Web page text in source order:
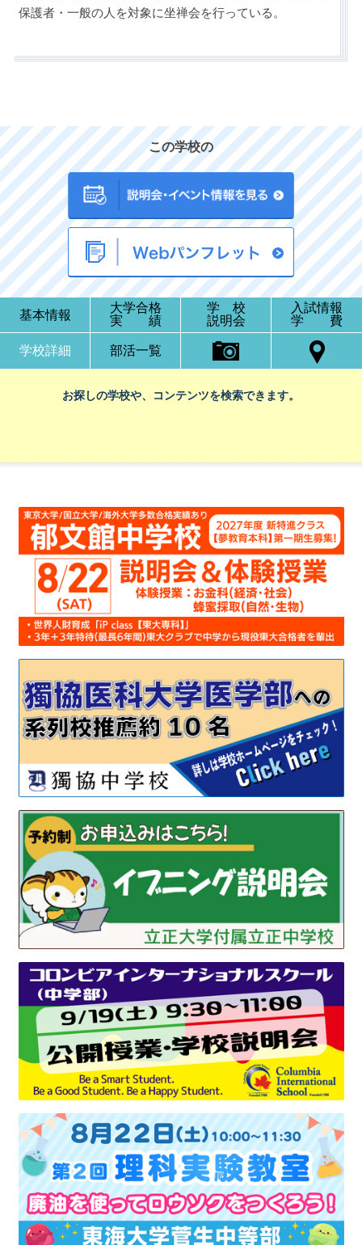
保護者・一般の人を対象に坐禅会を行っている。
この学校の
基本情報
大学合格
実 績
学 校
説明会
入試情報
学 費
学校詳細 部活一覧
お探しの学校や、コンテンツを検索できます。